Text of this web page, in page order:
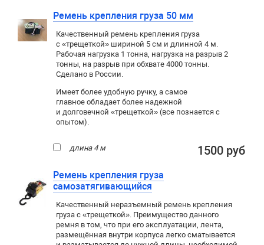
Ремень крепления груза 50 мм
Качественный ремень крепления груза
с «трещеткой» шириной 5 см и длинной 4 м.
Рабочая нагрузка 1 тонна, нагрузка на разрыв 2
тонны, на разрыв при обхвате 4000 тонны.
Сделано в России.
Имеет более удобную ручку, а самое
главное обладает более надежной
и долговечной «трещеткой» (все познается с
опытом).
длина 4 м 1500 руб
Ремень крепления груза
самозатягивающийся
Качественный неразъемный ремень крепления
груза с «трещеткой». Преимущество данного
ремня в том, что при его эксплуатации, лента,
размещённая внутри корпуса легко сматывается